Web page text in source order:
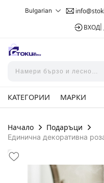
Bulgarian
ВХОД
КАТЕГОРИИ МАРКИ
Начало Подаръци
Единична декоративна